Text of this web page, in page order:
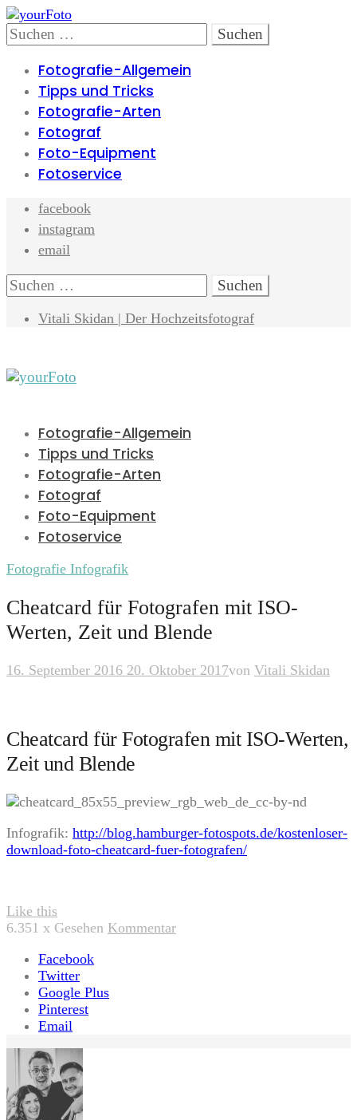
Skip
to
navigation
Skip
to
content
Search
Suchen
nach:
Fotografie-Allgemein
Tipps und Tricks
Fotografie-Arten
Fotograf
Foto-Equipment
Fotoservice
facebook
instagram
email
Search
Suchen
nach:
Vitali Skidan | Der Hochzeitsfotograf
Fotografie-Allgemein
Tipps und Tricks
Fotografie-Arten
Fotograf
Foto-Equipment
Fotoservice
Fotografie Infografik
Cheatcard für Fotografen mit ISO-
Werten, Zeit und Blende
16. September 2016 20. Oktober 2017von Vitali Skidan
Cheatcard für Fotografen mit ISO-Werten,
Zeit und Blende
Infografik: http://blog.hamburger-fotospots.de/kostenloser-
download-foto-cheatcard-fuer-fotografen/
Like this
6.351 x Gesehen Kommentar
Facebook
Twitter
Google Plus
Pinterest
Email